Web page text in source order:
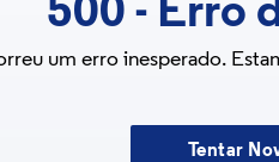
500 - Erro
um erro inesperado.
Tentar